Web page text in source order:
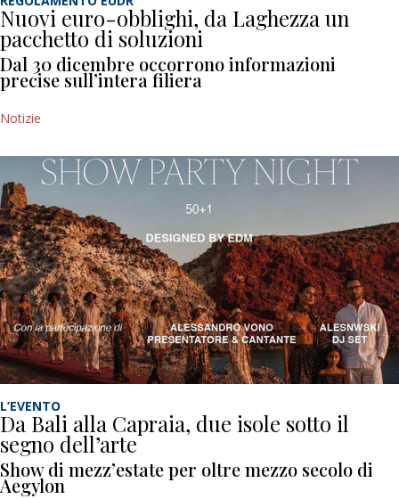
Nuovi euro-obblighi, da Laghezza un
pacchetto di soluzioni
Dal 30 dicembre occorrono informazioni
precise sull’intera filiera
Notizie
L’EVENTO
Da Bali alla Capraia, due isole sotto il
segno dell’arte
Show di mezz’estate per oltre mezzo secolo di
Aegylon